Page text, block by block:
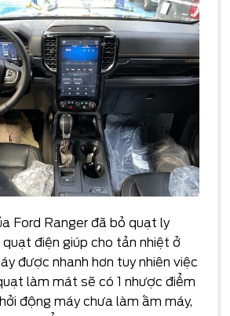
Ford Ranger đã bỏ quạt ly
điện giúp cho tản nhiệt ở
được nhanh hơn tuy nhiên việc
làm mát sẽ có 1 nhược điểm
động máy chưa làm ấm máy,